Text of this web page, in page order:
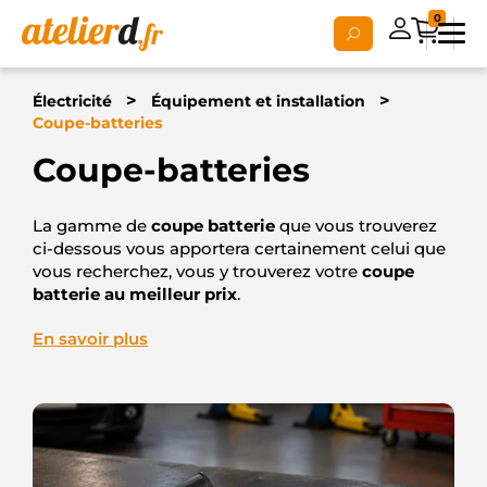
0
Électricité > Équipement et installation >
Coupe-batteries
Coupe-batteries
La gamme de coupe batterie que vous trouverez
ci-dessous vous apportera certainement celui que
vous recherchez, vous y trouverez votre coupe
batterie au meilleur prix.
Plus techniquement, vous pourrez trouver votre
« arrêt d’urgence », ou bien d’autre encore.
Le coupe batterie est l’élément de sécurité par
excellence pour votre véhicule, une fois actionné
En savoir plus